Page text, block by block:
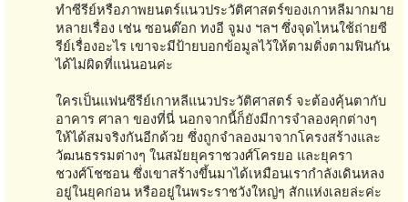
ทำซีรีย์หรือภาพยนตร์แนวประวัติศาสตร์ของเกาหลีมากมาย
หลายเรื่อง เช่น ซอนต๊อก ทงอี จูมง ฯลฯ ซึ่งจุดไหนใช้ถ่ายซี
รีย์เรื่องอะไร เขาจะมีป้ายบอกข้อมูลไว้ให้ตามติ่งตามฟินกัน
ได้ไม่ผิดที่แน่นอนค่ะ
ใครเป็นแฟนซีรีย์เกาหลีแนวประวัติศาสตร์ จะต้องคุ้นตากับ
อาคาร ศาลา ของที่นี่ นอกจากนี้ก็ยังมีการจำลองคุกต่างๆ
ให้ได้สมจริงกันอีกด้วย ซึ่งถูกจำลองมาจากโครงสร้างและ
วัฒนธรรมต่างๆ ในสมัยยุคราชวงศ์โครยอ และยุครา
ชวงศ์โชซอน ซึ่งเขาสร้างขึ้นมาได้เหมือนเรากำลังเดินหลง
อยู่ในยุคก่อน หรืออยู่ในพระราชวังใหญ่ๆ สักแห่งเลยล่ะค่ะ